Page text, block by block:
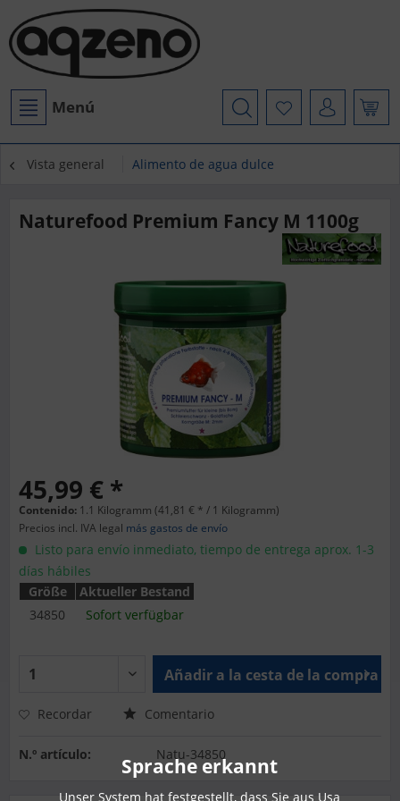
Menú
Vista general Alimento de agua dulce
Naturefood Premium Fancy M 1100g
45,99 € *
Contenido: 1.1 Kilogramm (41,81 € * / 1 Kilogramm)
Precios incl. IVA legal más gastos de envío
Listo para envío inmediato, tiempo de entrega aprox. 1-3
días hábiles
Größe
Aktueller Bestand
34850
Sofort verfügbar
Añadir a la cesta de la compra
Recordar Comentario
N.º artículo: Natu-34850
Sprache erkannt
Unser System hat festgestellt, dass Sie aus Usa